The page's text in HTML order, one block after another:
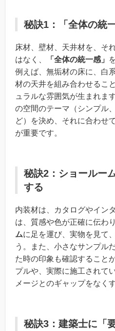
秘訣1：「全体の統
床材、壁材、天井材を、そ
はなく、
「全体の統一感」
例えば、無垢材の床に、白
材の天井を組み合わせるこ
ュラルな雰囲気が生まれま
の空間のテーマ（シンプル
ど）を決め、それに合わせ
が重要です。
秘訣2：ショールー
する
内装材は、カタログやイン
は、質感や色が正確に伝わ
ムに足を運び、実物を見て
う。また、小さなサンプル
た時の印象も確認すること
プルや、実際に施工されて
メージとのギャップをなく
秘訣3：建築士に「